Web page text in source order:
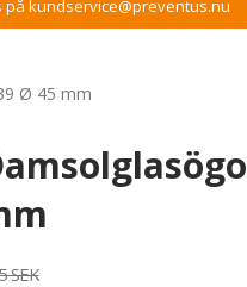
på kundservice@preventus.nu
Ø 45 mm
SEK